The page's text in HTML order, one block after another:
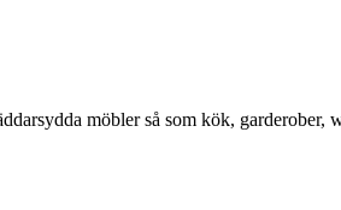
möbler så som kök,